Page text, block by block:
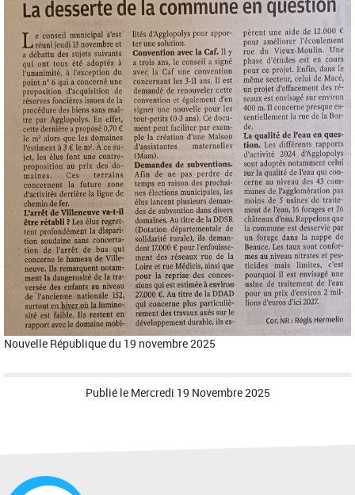
Nouvelle République du 19 novembre 2025
Publié le Mercredi 19 Novembre 2025